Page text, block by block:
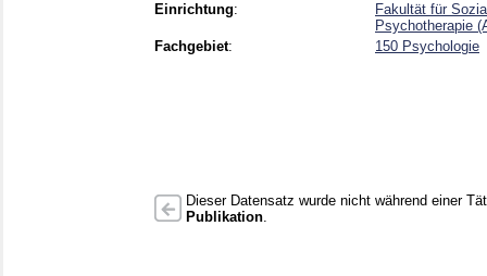
Einrichtung:
Fakultät für
Psychotherapie
Fachgebiet: 150 Psychologie
Dieser Datensatz wurde nicht während einer
Publikation